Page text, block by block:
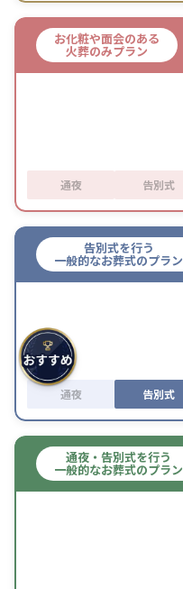
お化粧や面会のある
火葬のみプラン
通夜 告別式
告別式を行う
一般的なお葬式のプラン
通夜 告別式
通夜・告別式を行う
一般的なお葬式のプラン